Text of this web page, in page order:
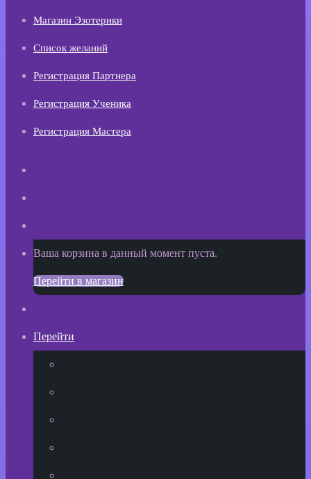
Магазин Эзотерики
Список желаний
Регистрация Партнера
Регистрация Ученика
Регистрация Мастера
Просмотреть
корзину
Ваша корзина в данный момент пуста.
Перейти в магазин
Перейти